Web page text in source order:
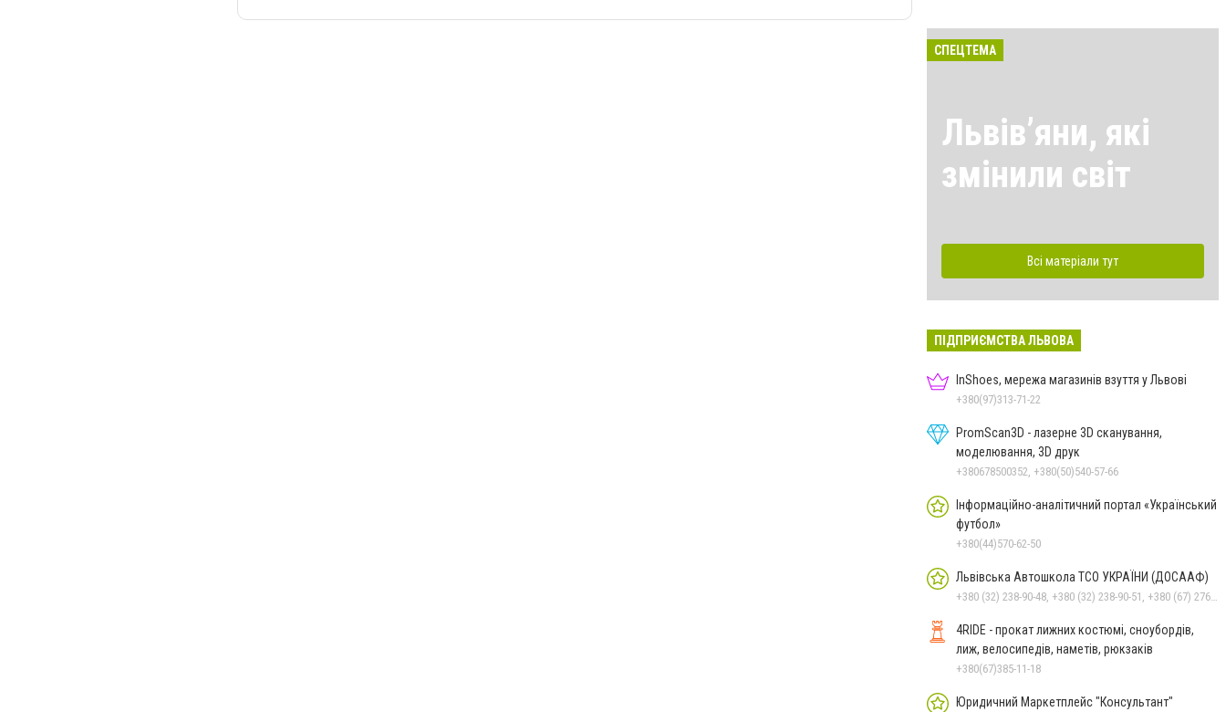
СПЕЦТЕМА
Львівʼяни, які
змінили світ
Всі матеріали тут
ПІДПРИЄМСТВА ЛЬВОВА
InShoes, мережа магазинів взуття у Львові
+380(97)313-71-22
PromScan3D - лазерне 3D сканування,
моделювання, 3D друк
+380678500352, +380(50)540-57-66
Інформаційно-аналітичний портал «Український
футбол»
+380(44)570-62-50
Львівська Автошкола ТСО УКРАЇНИ (ДОСААФ)
4RIDE - прокат лижних костюмі, сноубордів,
лиж, велосипедів, наметів, рюкзаків
+380(67)385-11-18
Юридичний Маркетплейс "Консультант"